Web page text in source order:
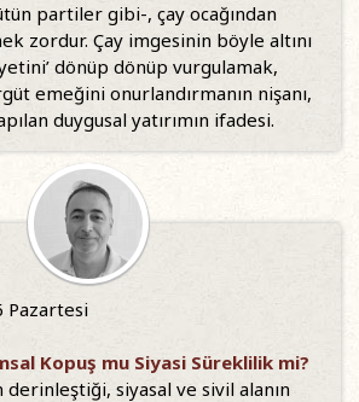
partiler gibi-, çay ocağından
zordur. Çay imgesinin böyle altını
dönüp dönüp vurgulamak,
emeğini onurlandırmanın nişanı,
duygusal yatırımın ifadesi.
Pazartesi
Kopuş mu Siyasi Süreklilik mi?
siyasal ve sivil alanın